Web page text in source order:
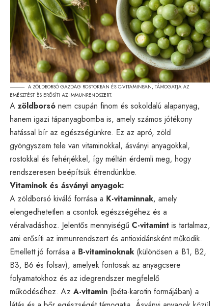
A ZÖLDBORSÓ GAZDAG ROSTOKBAN ÉS C-VITAMINBAN, TÁMOGATJA AZ
EMÉSZTÉST ÉS ERŐSÍTI AZ IMMUNRENDSZERT.
A zöldborsó nem csupán finom és sokoldalú alapanyag,
hanem igazi tápanyagbomba is, amely számos jótékony
hatással bír az egészségünkre. Ez az apró, zöld
gyöngyszem tele van vitaminokkal, ásványi anyagokkal,
rostokkal és fehérjékkel, így méltán érdemli meg, hogy
rendszeresen beépítsük étrendünkbe.
Vitaminok és ásványi anyagok:
A zöldborsó kiváló forrása a K-vitaminnak, amely
elengedhetetlen a csontok egészségéhez és a
véralvadáshoz. Jelentős mennyiségű C-vitamint is tartalmaz,
ami erősíti az immunrendszert és antioxidánsként működik.
Emellett jó forrása a B-vitaminoknak (különösen a B1, B2,
B3, B6 és folsav), amelyek fontosak az anyagcsere
folyamatokhoz és az idegrendszer megfelelő
működéséhez. Az A-vitamin (béta-karotin formájában) a